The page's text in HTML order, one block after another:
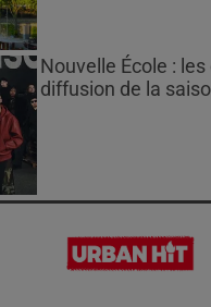
Nouvelle École :
diffusion de la